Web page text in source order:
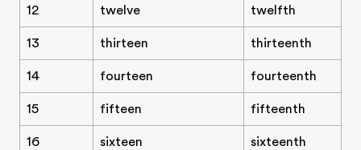
12 twelve twelfth
13 thirteen thirteenth
14 fourteen fourteenth
15 fifteen fifteenth
16 sixteen sixteenth